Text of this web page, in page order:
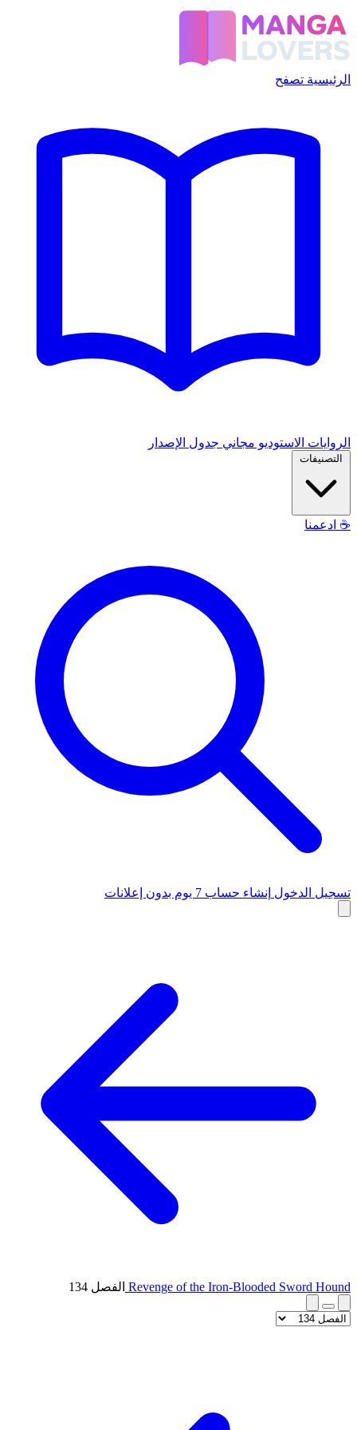
الرئيسية تصفح
الروايات الاستوديو مجاني جدول الإصدار
التصنيفات
☕ ادعمنا
تسجيل الدخول إنشاء حساب 7 يوم بدون إعلانات
Revenge of the Iron-Blooded Sword Hound الفصل 134